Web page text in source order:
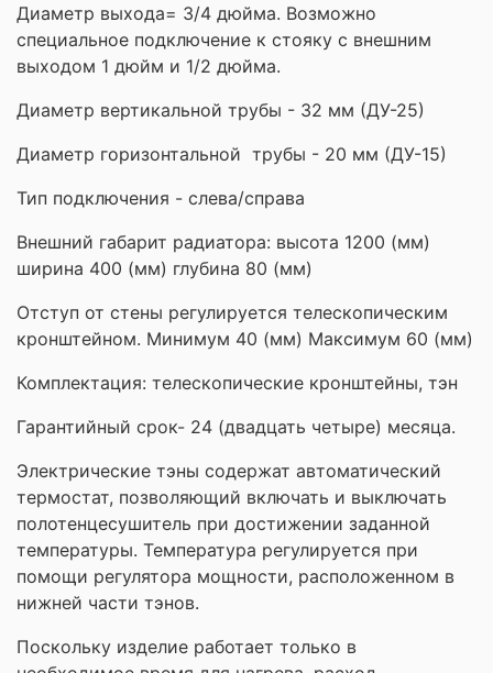
Диаметр выхода= 3/4 дюйма. Возможно
специальное подключение к стояку с внешним
выходом 1 дюйм и 1/2 дюйма.
Диаметр вертикальной трубы - 32 мм (ДУ-25)
Диаметр горизонтальной трубы - 20 мм (ДУ-15)
Тип подключения - слева/справа
Внешний габарит радиатора: высота 1200 (мм)
ширина 400 (мм) глубина 80 (мм)
Отступ от стены регулируется телескопическим
кронштейном. Минимум 40 (мм) Максимум 60 (мм)
Комплектация: телескопические кронштейны, тэн
Гарантийный срок- 24 (двадцать четыре) месяца.
Электрические тэны содержат автоматический
термостат, позволяющий включать и выключать
полотенцесушитель при достижении заданной
температуры. Температура регулируется при
помощи регулятора мощности, расположенном в
нижней части тэнов.
Поскольку изделие работает только в